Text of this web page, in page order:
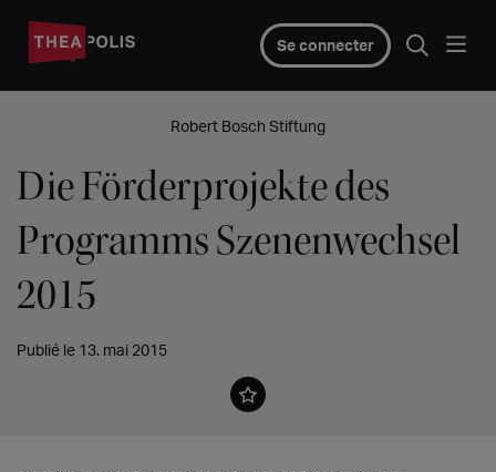
Se connecter
Robert Bosch Stiftung
Die Förderprojekte des
Programms Szenenwechsel
2015
Publié le 13. mai 2015